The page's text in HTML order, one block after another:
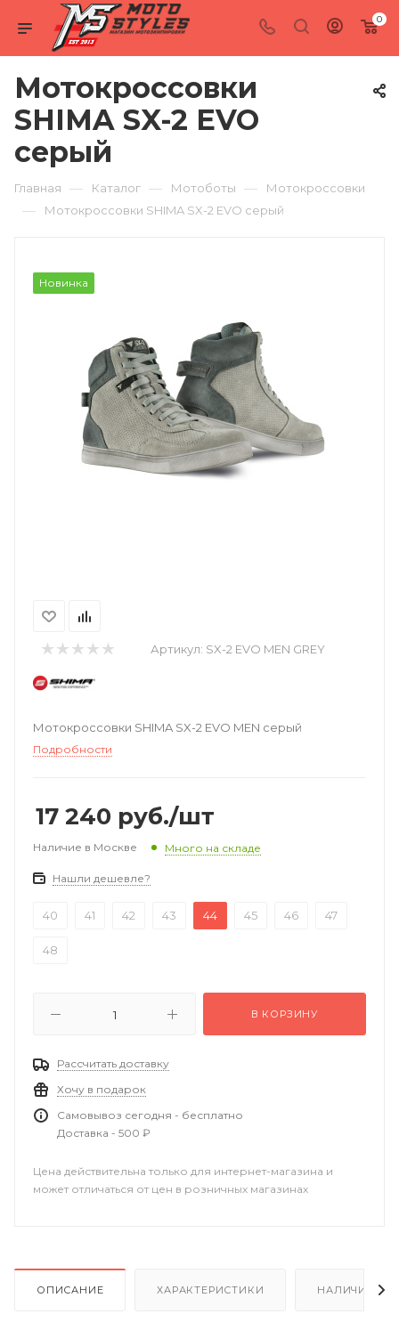
0
Мотокроссовки
SHIMA SX-2 EVO
серый
Главная — Каталог — Мотоботы — Мотокроссовки
— Мотокроссовки SHIMA SX-2 EVO серый
Новинка
Артикул: SX-2 EVO MEN GREY
Мотокроссовки SHIMA SX-2 EVO MEN серый
Подробности
17 240 руб./шт
Наличие в Москве Много на складе
Нашли дешевле?
40 41 42 43 44 45 46 47
48
В КОРЗИНУ
Рассчитать доставку
Хочу в подарок
Самовывоз сегодня - бесплатно
Доставка - 500 ₽
Цена действительна только для интернет-магазина и
может отличаться от цен в розничных магазинах
ОПИСАНИЕ ХАРАКТЕРИСТИКИ НАЛИЧИЕ